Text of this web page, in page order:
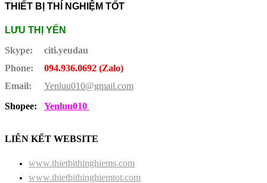
THIẾT BỊ THÍ NGHIỆM TỐT
LƯU THỊ YẾN
Skype:
citi.yeudau
Phone:
094.936.0692 (Zalo)
Email:
Yenluu010@gmail.com
Shopee:
Yenluu010
LIÊN KẾT WEBSITE
www.thietbithinghiems.com
www.thietbithinghiemtot.com